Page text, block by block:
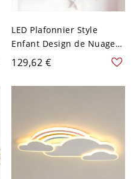
LED Plafonnier Style
Enfant Design de Nuage
Luminaire Affleurant en
Métal Décor en Bois -
Rose 110 V-120 V 52,07 cm
129,62 €